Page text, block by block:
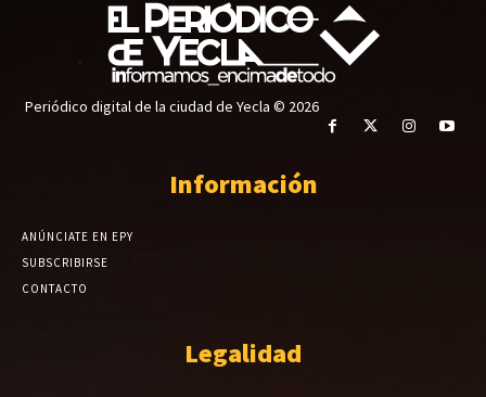
Periódico digital de la ciudad de Yecla © 2026
Información
ANÚNCIATE EN EPY
SUBSCRIBIRSE
CONTACTO
Legalidad